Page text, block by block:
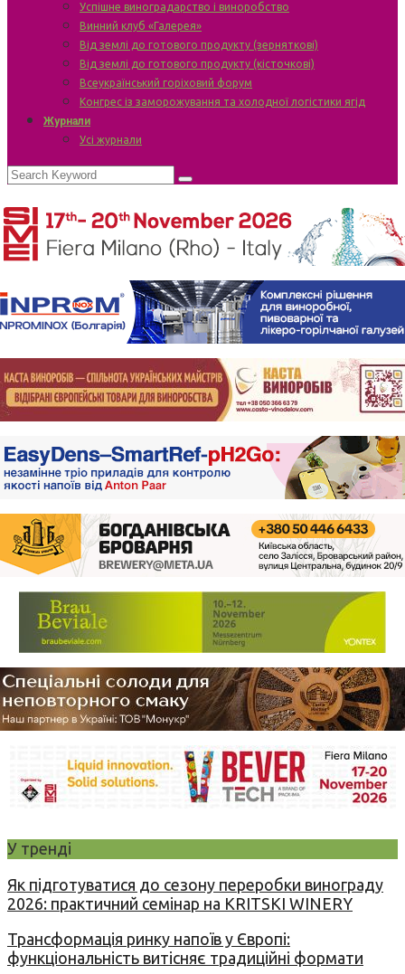
Успішне виноградарство і виноробство
Винний клуб «Галерея»
Від землі до готового продукту (зерняткові)
Від землі до готового продукту (кісточкові)
Всеукраїнський горіховий форум
Конгрес із заморожування та холодної логістики ягід
Журнали
Усі журнали
У тренді
Як підготуватися до сезону переробки винограду
2026: практичний семінар на KRITSKI WINERY
Трансформація ринку напоїв у Європі:
функціональність витісняє традиційні формати